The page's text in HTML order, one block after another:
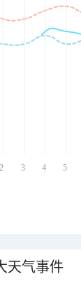
2 3 4 5
天气事件